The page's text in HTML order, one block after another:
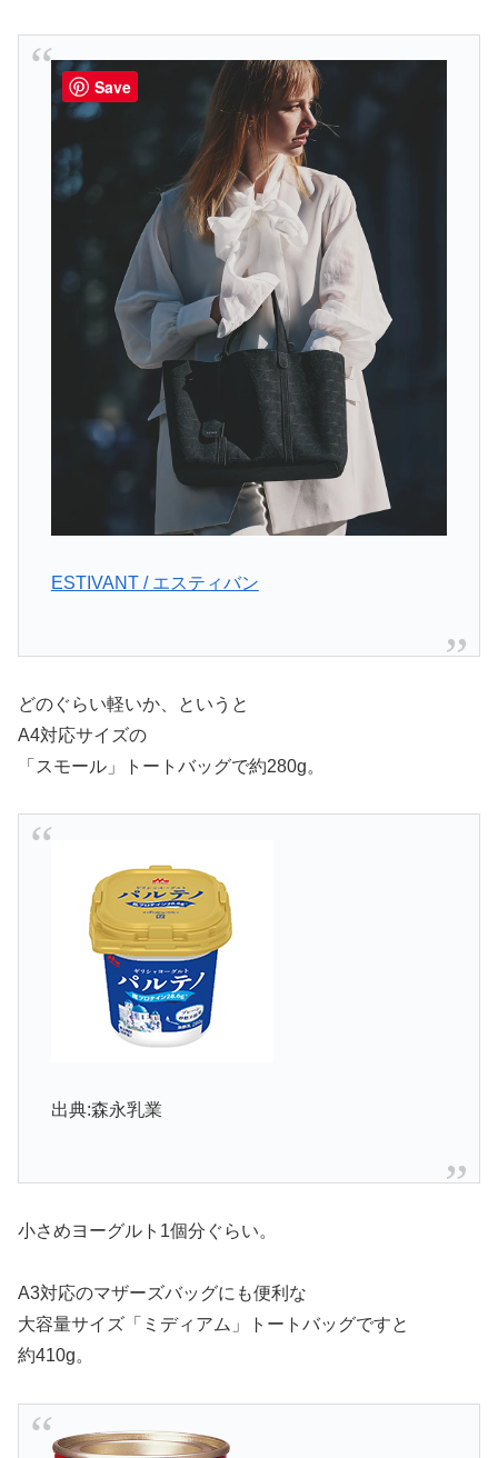
ESTIVANT / エスティバン
どのぐらい軽いか、というと
A4対応サイズの
「スモール」トートバッグで約280g。
出典:森永乳業
小さめヨーグルト1個分ぐらい。
A3対応のマザーズバッグにも便利な
大容量サイズ「ミディアム」トートバッグですと
約410g。
Save